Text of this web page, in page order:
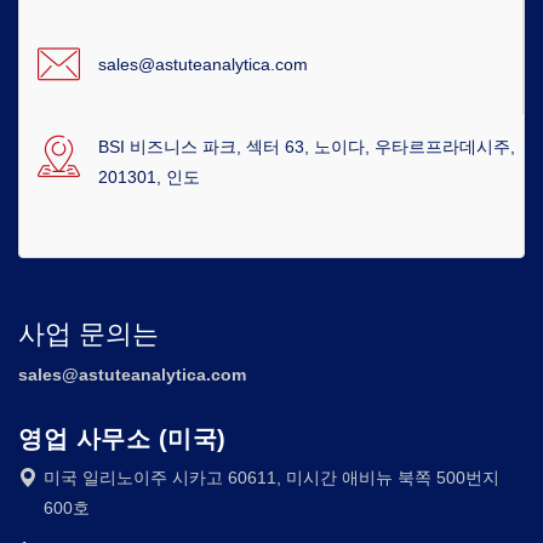
sales@astuteanalytica.com
BSI 비즈니스 파크, 섹터 63, 노이다, 우타르프라데시주,
201301, 인도
사업 문의는
sales@astuteanalytica.com
영업 사무소 (미국)
미국 일리노이주 시카고 60611, 미시간 애비뉴 북쪽 500번지
600호